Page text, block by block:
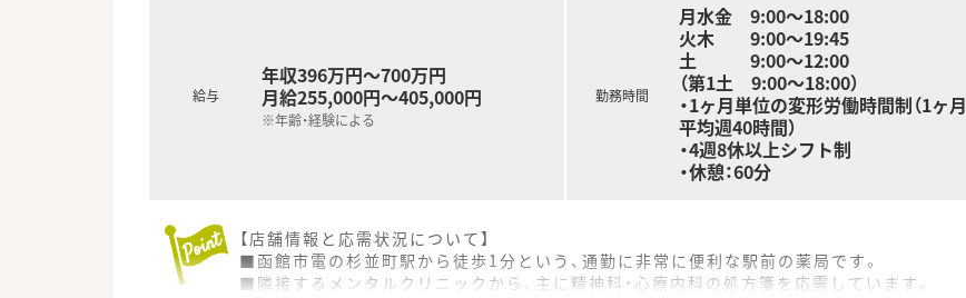
■市内中心部、市電沿線＆最寄駅目の前の好立地です。マイカー通勤もＯＫ♪
給与
年収396万円～700万円
月給255,000円～405,000円
※年齢・経験による
勤務時間
月水金 9:00〜18:00
火木 9:00〜19:45
土 9:00〜12:00
（第1土 9:00～18:00）
・1ヶ月単位の変形労働時間制（1ヶ月
平均週40時間）
・4週8休以上シフト制
・休憩：60分
【店舗情報と応需状況について】
■函館市電の杉並町駅から徒歩1分という、通勤に非常に便利な駅前の薬局です。
■隣接するメンタルクリニックから、主に精神科・心療内科の処方箋を応需しています。